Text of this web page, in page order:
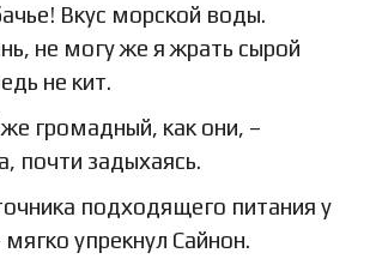
Вкус морской воды.
не могу же я жрать сырой
не кит.
громадный, как они, –
почти задыхаясь.
подходящего питания у
мягко упрекнул Сайнон.